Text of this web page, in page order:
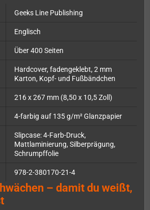
Geeks Line Publishing
Englisch
Über 400 Seiten
Hardcover, fadengeklebt, 2 mm
Karton, Kopf- und Fußbändchen
216 x 267 mm (8,50 x 10,5 Zoll)
4-farbig auf 135 g/m² Glanzpapier
Slipcase: 4-Farb-Druck,
Mattlaminierung, Silberprägung,
Schrumpffolie
978-2-380170-21-4
– damit du weißt,